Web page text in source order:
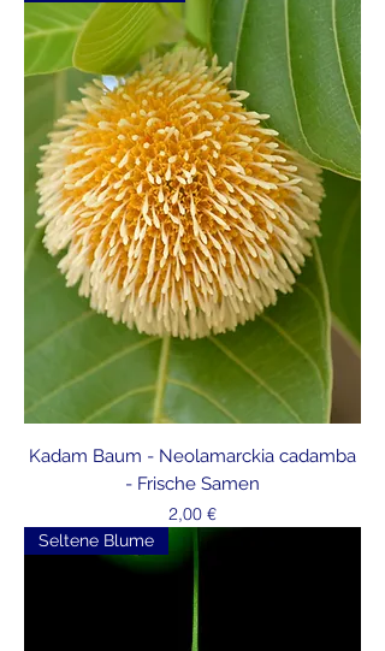
Kadam Baum - Neolamarckia cadamba
- Frische Samen
Preis
2,00 €
Seltene Blume